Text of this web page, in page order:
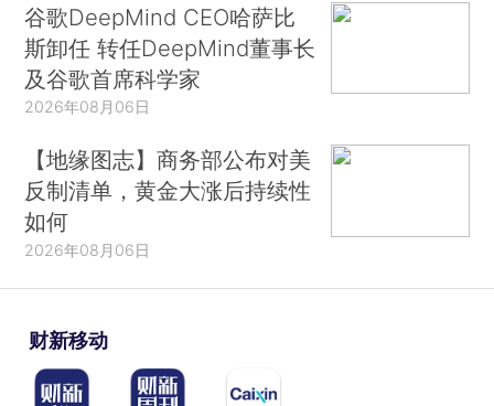
谷歌DeepMind CEO哈萨比
斯卸任 转任DeepMind董事长
及谷歌首席科学家
2026年08月06日
【地缘图志】商务部公布对美
反制清单，黄金大涨后持续性
如何
2026年08月06日
财新移动